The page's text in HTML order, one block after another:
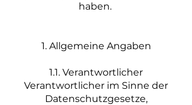
haben.
1. Allgemeine Angaben
1.1. Verantwortlicher
Verantwortlicher im Sinne der
Datenschutzgesetze,